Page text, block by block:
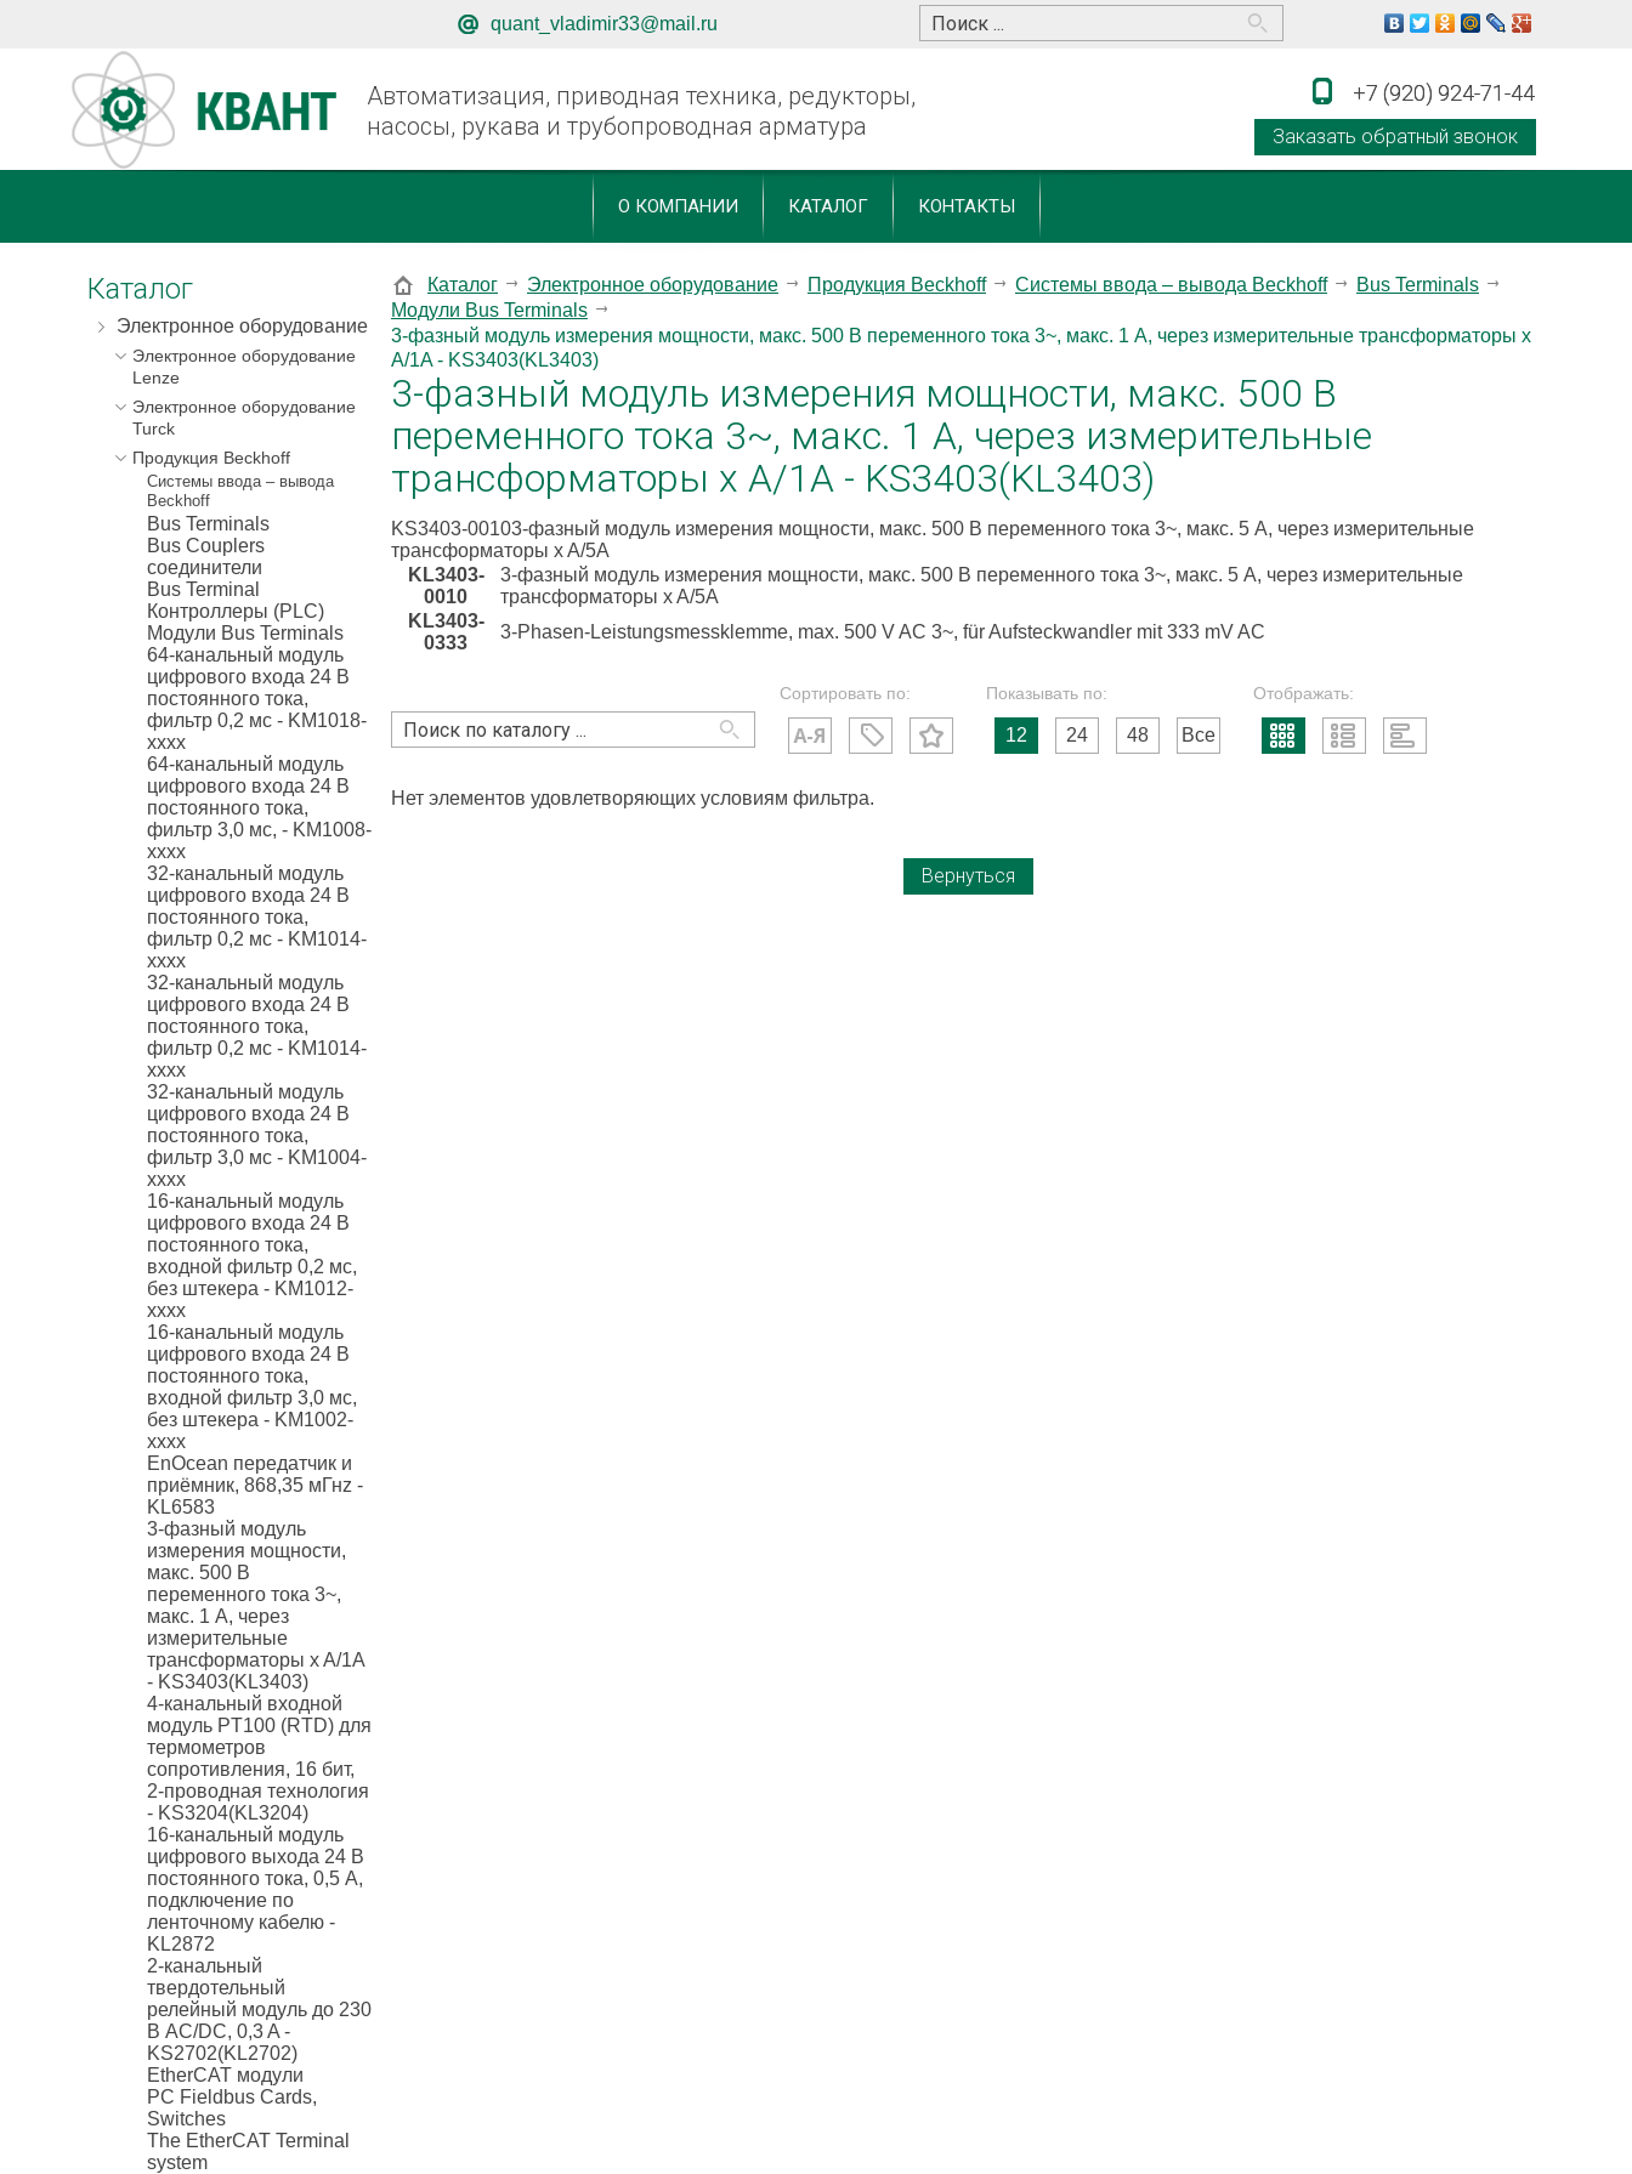
quant_vladimir33@mail.ru
Автоматизация, приводная техника, редукторы,
насосы, рукава и трубопроводная арматура
+7 (920) 924-71-44
Заказать обратный звонок
+7 (920) 924-71-44
О КОМПАНИИ КАТАЛОГ КОНТАКТЫ
Каталог
Электронное оборудование
Электронное оборудование
Lenze
Электронное оборудование
Turck
Продукция Beckhoff
Системы ввода – вывода
Beckhoff
Bus Terminals
Bus Couplers
соединители
Bus Terminal
Контроллеры (PLC)
Модули Bus Terminals
64-канальный модуль
цифрового входа 24 В
постоянного тока,
фильтр 0,2 мс - KM1018-
xxxx
64-канальный модуль
цифрового входа 24 В
постоянного тока,
фильтр 3,0 мс, - KM1008-
xxxx
32-канальный модуль
цифрового входа 24 В
постоянного тока,
фильтр 0,2 мс - KM1014-
xxxx
32-канальный модуль
цифрового входа 24 В
постоянного тока,
фильтр 0,2 мс - KM1014-
xxxx
32-канальный модуль
цифрового входа 24 В
постоянного тока,
фильтр 3,0 мс - KM1004-
xxxx
16-канальный модуль
цифрового входа 24 В
постоянного тока,
входной фильтр 0,2 мс,
без штекера - KM1012-
xxxx
16-канальный модуль
цифрового входа 24 В
постоянного тока,
входной фильтр 3,0 мс,
без штекера - KM1002-
xxxx
EnOcean передатчик и
приёмник, 868,35 мГнz -
KL6583
3-фазный модуль
измерения мощности,
макс. 500 В
переменного тока 3~,
макс. 1 A, через
измерительные
трансформаторы x A/1A
- KS3403(KL3403)
4-канальный входной
модуль PT100 (RTD) для
термометров
сопротивления, 16 бит,
2-проводная технология
- KS3204(KL3204)
16-канальный модуль
цифрового выхода 24 В
постоянного тока, 0,5 A,
подключение по
ленточному кабелю -
KL2872
2-канальный
твердотельный
релейный модуль до 230
В AC/DC, 0,3 A -
KS2702(KL2702)
EtherCAT модули
PC Fieldbus Cards,
Switches
The EtherCAT Terminal
system
Каталог Электронное оборудование Продукция Beckhoff Системы ввода – вывода Beckhoff
Bus Terminals
Модули Bus Terminals
3-фазный модуль измерения мощности, макс. 500 В переменного тока 3~, макс. 1 A, через измерительные трансформаторы x
A/1A - KS3403(KL3403)
3-фазный модуль измерения мощности, макс. 500 В
переменного тока 3~, макс. 1 A, через измерительные
трансформаторы x A/1A - KS3403(KL3403)
KS3403-00103-фазный модуль измерения мощности, макс. 500 В переменного тока 3~, макс. 5 A, через измерительные
трансформаторы x A/5A
KL3403-
0010
3-фазный модуль измерения мощности, макс. 500 В переменного тока 3~, макс. 5 A, через измерительные
трансформаторы x A/5A
KL3403-
0333
3-Phasen-Leistungsmessklemme, max. 500 V AC 3~, für Aufsteckwandler mit 333 mV AC
Сортировать по: Показывать по:
12 24 48 Все
Отображать:
Нет элементов удовлетворяющих условиям фильтра.
Вернуться